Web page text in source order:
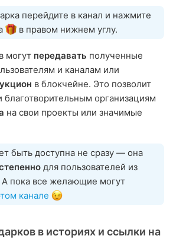
перейдите в канал и нажмите
в правом нижнем углу.
могут передавать полученные
и каналам или
в блокчейне. Это позволит
благотворительным организациям
на свои проекты или значимые
быть доступна не сразу — она
для пользователей из
А пока все желающие могут
канале
в историях и ссылки на